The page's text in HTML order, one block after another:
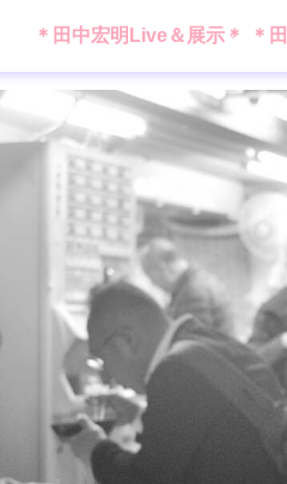
＊田中宏明Live＆展示＊ ＊